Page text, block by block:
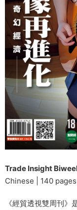
Trade Insight
Chinese | 140
《經貿透視雙周刊